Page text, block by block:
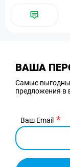
ВАША
Самые
предложения в
Ваш Email